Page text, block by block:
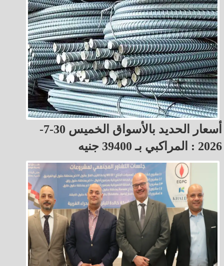
أسعار الحديد بالأسواق الخميس 30-7-
2026 : المراكبي بـ 39400 جنيه